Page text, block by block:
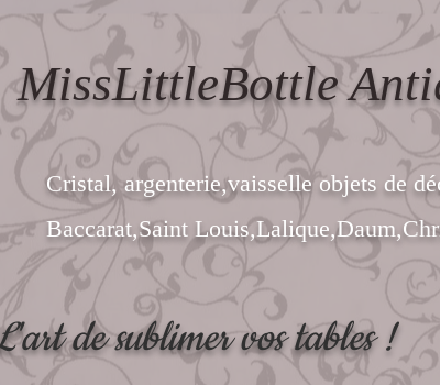
MissLittleBottle
Cristal, argenterie,vaisselle objets de
Baccarat,Saint
de sublimer vos tables !